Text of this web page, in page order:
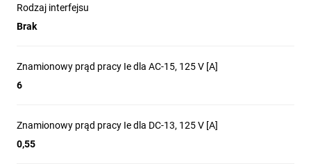
Rodzaj interfejsu
Brak
Znamionowy prąd pracy Ie dla AC-15, 125 V [A]
6
Znamionowy prąd pracy Ie dla DC-13, 125 V [A]
0,55